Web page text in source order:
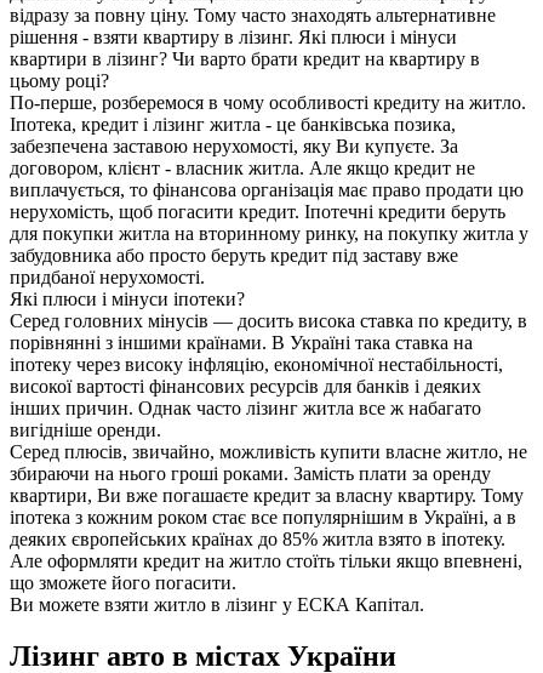
відразу за повну ціну. Тому часто знаходять альтернативне
рішення - взяти квартиру в лізинг. Які плюси і мінуси
квартири в лізинг? Чи варто брати кредит на квартиру в
цьому році?
По-перше, розберемося в чому особливості кредиту на житло.
Іпотека, кредит і лізинг житла - це банківська позика,
забезпечена заставою нерухомості, яку Ви купуєте. За
договором, клієнт - власник житла. Але якщо кредит не
виплачується, то фінансова організація має право продати цю
нерухомість, щоб погасити кредит. Іпотечні кредити беруть
для покупки житла на вторинному ринку, на покупку житла у
забудовника або просто беруть кредит під заставу вже
придбаної нерухомості.
Які плюси і мінуси іпотеки?
Серед головних мінусів — досить висока ставка по кредиту, в
порівнянні з іншими країнами. В Україні така ставка на
іпотеку через високу інфляцію, економічної нестабільності,
високої вартості фінансових ресурсів для банків і деяких
інших причин. Однак часто лізинг житла все ж набагато
вигідніше оренди.
Серед плюсів, звичайно, можливість купити власне житло, не
збираючи на нього гроші роками. Замість плати за оренду
квартири, Ви вже погашаєте кредит за власну квартиру. Тому
іпотека з кожним роком стає все популярнішим в Україні, а в
деяких європейських країнах до 85% житла взято в іпотеку.
Але оформляти кредит на житло стоїть тільки якщо впевнені,
що зможете його погасити.
Ви можете взяти житло в лізинг у ЕСКА Капітал.
Лізинг авто в містах України